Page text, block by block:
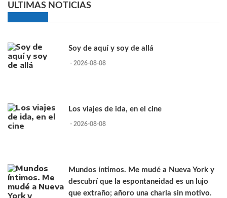
ULTIMAS NOTICIAS
Soy de aquí y soy de allá
- 2026-08-08
Los viajes de ida, en el cine
- 2026-08-08
Mundos íntimos. Me mudé a Nueva York y
descubrí que la espontaneidad es un lujo
que extraño; añoro una charla sin motivo.